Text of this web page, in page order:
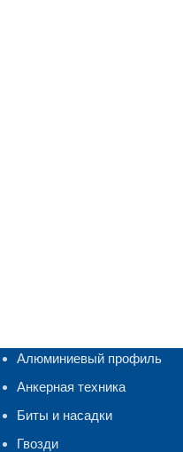
Алюминиевый профиль
Анкерная техника
Биты и насадки
Гвозди